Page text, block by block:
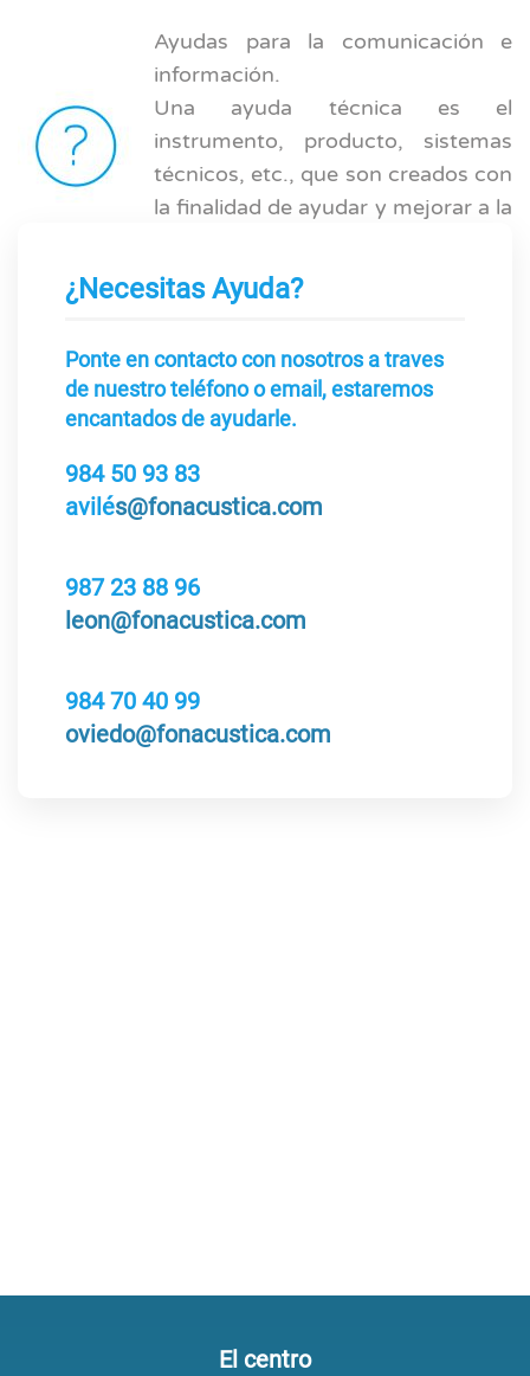
Ayudas para la comunicación e
información.
Una ayuda técnica es el
instrumento, producto, sistemas
técnicos, etc., que son creados con
la finalidad de ayudar y mejorar a la
vez más las personas que se
benefician de estas alternativas.
Reeducación auditiva
Auditivo.
Consiste en la mejora de la
logrando un mayor
aprovechamiento de los audífonos.
¿Necesitas Ayuda?
Ponte en contacto con nosotros a traves
de nuestro teléfono o email, estaremos
encantados de ayudarle.
984 50 93 83
avilés@fonacustica.com
987 23 88 96
leon@fonacustica.com
984 70 40 99
oviedo@fonacustica.com
El centro